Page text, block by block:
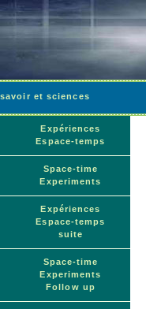
savoir et sciences
Expériences
Espace-temps
Space-time
Experiments
Expériences
Espace-temps
suite
Space-time
Experiments
Follow up